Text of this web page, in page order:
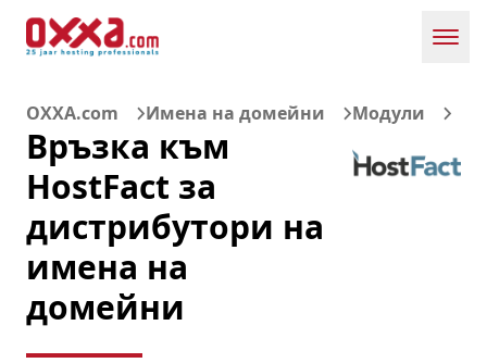
OXXA.com Имена на домейни Модули
Връзка към
HostFact за
дистрибутори на
имена на
домейни